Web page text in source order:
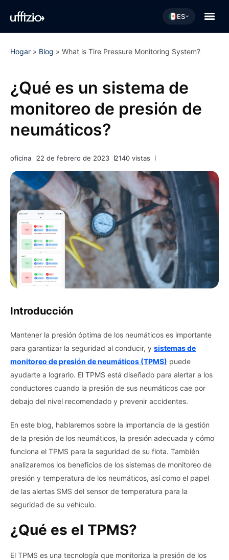
ES
Hogar » Blog » What is Tire Pressure Monitoring System?
¿Qué es un sistema de
monitoreo de presión de
neumáticos?
oficina 22 de febrero de 2023 2140 vistas
Introducción
Mantener la presión óptima de los neumáticos es importante
para garantizar la seguridad al conducir, y sistemas de
monitoreo de presión de neumáticos (TPMS) puede
ayudarte a lograrlo. El TPMS está diseñado para alertar a los
conductores cuando la presión de sus neumáticos cae por
debajo del nivel recomendado y prevenir accidentes.
En este blog, hablaremos sobre la importancia de la gestión
de la presión de los neumáticos, la presión adecuada y cómo
funciona el TPMS para la seguridad de su flota. También
analizaremos los beneficios de los sistemas de monitoreo de
presión y temperatura de los neumáticos, así como el papel
de las alertas SMS del sensor de temperatura para la
seguridad de su vehículo.
¿Qué es el TPMS?
El TPMS es una tecnología que monitoriza la presión de los